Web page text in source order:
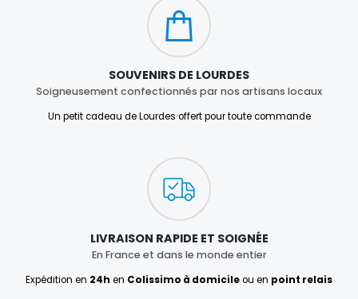
SOUVENIRS DE LOURDES
Soigneusement confectionnés par nos artisans locaux
Un petit cadeau de Lourdes offert pour toute commande
LIVRAISON RAPIDE ET SOIGNÉE
En France et dans le monde entier
Expédition en 24h en Colissimo à domicileou en point relais